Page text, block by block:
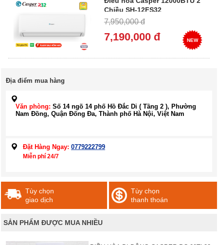
Chiều SH-12FS32
7,950,000 đ
7,190,000 đ NEW
Địa điểm mua hàng
Văn phòng: Số 14 ngõ 14 phố Hồ Đắc Di ( Tầng 2 ), Phường
Nam Đồng, Quận Đống Đa, Thành phố Hà Nội, Việt Nam
Đặt Hàng Ngay: 0779222799
Miễn phí 24/7
Tùy chọn
giao dịch
Tùy chọn
thanh thoán
SẢN PHẨM ĐƯỢC MUA NHIỀU